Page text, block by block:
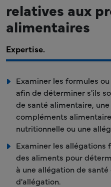
relatives aux
alimentaires
Expertise.
Examiner les formules
afin de déterminer s'ils
de santé alimentaire,
compléments
nutritionnelle ou une
Examiner les
des aliments pour
à une allégation de
d'allégation.